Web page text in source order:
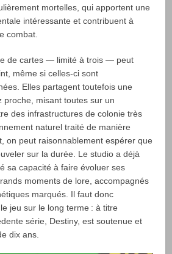
mortelles, qui apportent une
intéressante et contribuent à
combat.
de cartes — limité à trois — peut
même si celles‑ci sont
Elles partagent toutefois une
proche, misant toutes sur un
des infrastructures de colonie très
naturel traité de manière
on peut raisonnablement espérer que
sur la durée. Le studio a déjà
sa capacité à faire évoluer ses
moments de lore, accompagnés
marqués. Il faut donc
jeu sur le long terme : à titre
série, Destiny, est soutenue et
dix ans.